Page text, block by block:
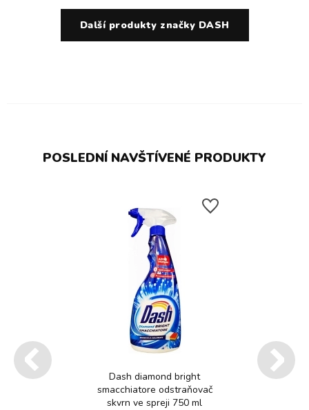
Další produkty značky DASH
POSLEDNÍ NAVŠTÍVENÉ PRODUKTY
Dash diamond bright
smacchiatore odstraňovač
skvrn ve spreji 750 ml